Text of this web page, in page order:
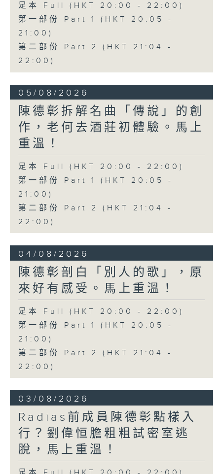
足本 Full (HKT 20:00 - 22:00)
第一部份 Part 1 (HKT 20:05 -
21:00)
第二部份 Part 2 (HKT 21:04 -
22:00)
05/08/2026
陳德彰拆解名曲「傳說」的創
作，老何去酒莊初體驗。馬上
重溫！
足本 Full (HKT 20:00 - 22:00)
第一部份 Part 1 (HKT 20:05 -
21:00)
第二部份 Part 2 (HKT 21:04 -
22:00)
04/08/2026
陳德彰剖白「別人的歌」，原
來好有感受。馬上重溫！
足本 Full (HKT 20:00 - 22:00)
第一部份 Part 1 (HKT 20:05 -
21:00)
第二部份 Part 2 (HKT 21:04 -
22:00)
03/08/2026
Radias前成員陳德彰點樣入
行？劉偉恒膽粗粗試密室逃
脫，馬上重溫！